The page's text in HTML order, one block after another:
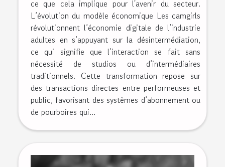
ce que cela implique pour l'avenir du secteur.
L’évolution du modèle économique Les camgirls
révolutionnent l’économie digitale de l’industrie
adultes en s’appuyant sur la désintermédiation,
ce qui signifie que l’interaction se fait sans
nécessité de studios ou d’intermédiaires
traditionnels. Cette transformation repose sur
des transactions directes entre performeuses et
public, favorisant des systèmes d’abonnement ou
de pourboires qui...